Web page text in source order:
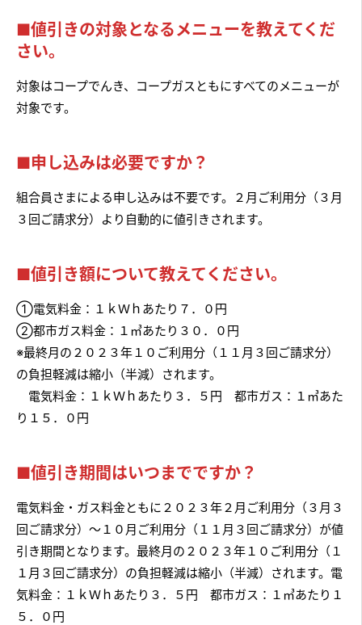
■値引きの対象となるメニューを教えてくだ
さい。
対象はコープでんき、コープガスともにすべてのメニューが
対象です。
■申し込みは必要ですか？
組合員さまによる申し込みは不要です。２月ご利用分（３月
３回ご請求分）より自動的に値引きされます。
■値引き額について教えてください。
①電気料金：１ｋＷｈあたり７．０円
②都市ガス料金：１㎥あたり３０．０円
※最終月の２０２３年１０ご利用分（１１月３回ご請求分）
の負担軽減は縮小（半減）されます。
電気料金：１ｋＷｈあたり３．５円 都市ガス：１㎥あた
り１５．０円
■値引き期間はいつまでですか？
電気料金・ガス料金ともに２０２３年２月ご利用分（３月３
回ご請求分）～１０月ご利用分（１１月３回ご請求分）が値
引き期間となります。最終月の２０２３年１０ご利用分（１
１月３回ご請求分）の負担軽減は縮小（半減）されます。電
気料金：１ｋＷｈあたり３．５円 都市ガス：１㎥あたり１
５．０円